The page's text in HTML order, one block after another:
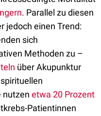
. Parallel zu diesen
jedoch einen Trend:
sich
Methoden zu –
über Akupunktur
nutzen etwa 20 Prozent
Patientinnen